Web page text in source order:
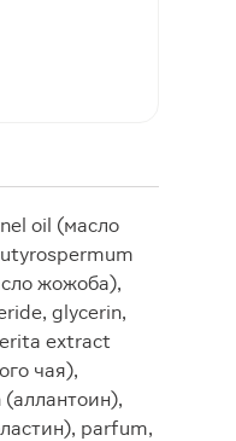
oil (масло
жожоба),
glycerin,
extract
чая),
parfum,